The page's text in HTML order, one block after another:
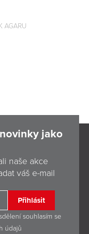
AGARU
jako
naše akce
váš e-mail
Přihlásit
souhlasím se
údajů